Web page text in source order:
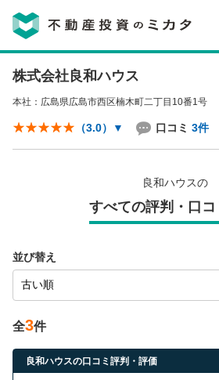
不動産投資のミカタとは
講座・セミナー
不動産投資会社の評判・口コミ
営業時間：10:00〜19:00(土日祝も営業中) 定休日
株式会社良和ハウス
本社：広島県広島市西区楠木町二丁目10番1号
（3.0） ▼ 口コミ 3件
良和ハウスの
すべての評判・口コ
並び替え
全3件
良和ハウスの口コミ評判・評価